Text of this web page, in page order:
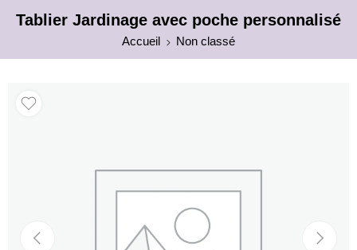
Tablier Jardinage avec poche personnalisé
Accueil Non classé